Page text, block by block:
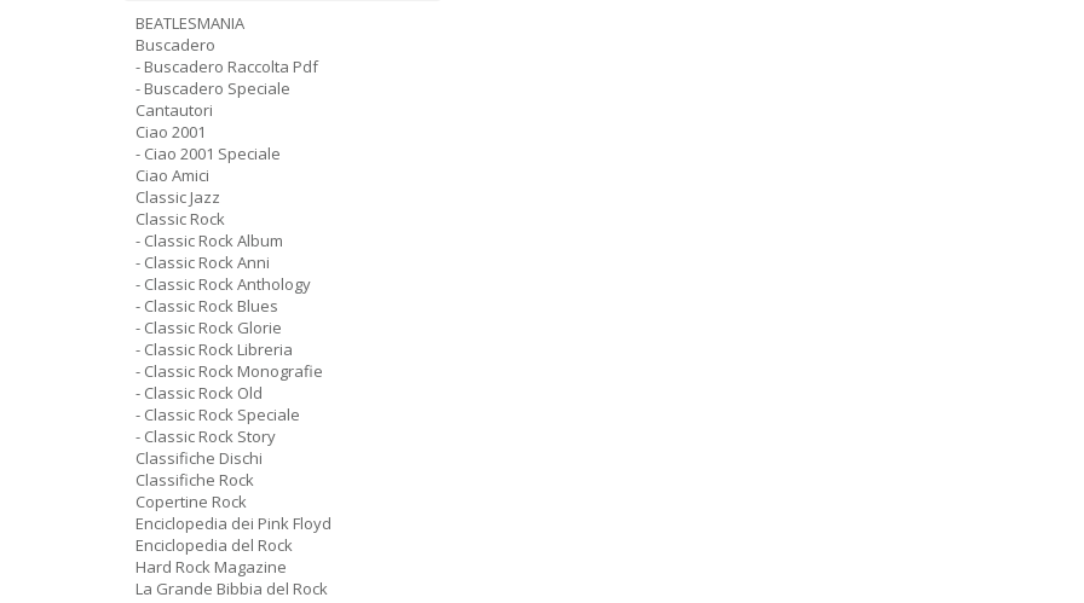
BEATLESMANIA
Buscadero
- Buscadero Raccolta Pdf
- Buscadero Speciale
Cantautori
Ciao 2001
- Ciao 2001 Speciale
Ciao Amici
Classic Jazz
Classic Rock
- Classic Rock Album
- Classic Rock Anni
- Classic Rock Anthology
- Classic Rock Blues
- Classic Rock Glorie
- Classic Rock Libreria
- Classic Rock Monografie
- Classic Rock Old
- Classic Rock Speciale
- Classic Rock Story
Classifiche Dischi
Classifiche Rock
Copertine Rock
Enciclopedia dei Pink Floyd
Enciclopedia del Rock
Hard Rock Magazine
La Grande Bibbia del Rock